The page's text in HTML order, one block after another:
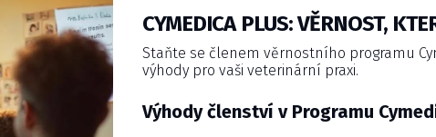
CYMEDICA PLUS: VĚRNOST,
Staňte se členem věrnostního programu
výhody pro vaši veterinární praxi.
Výhody členství v Programu